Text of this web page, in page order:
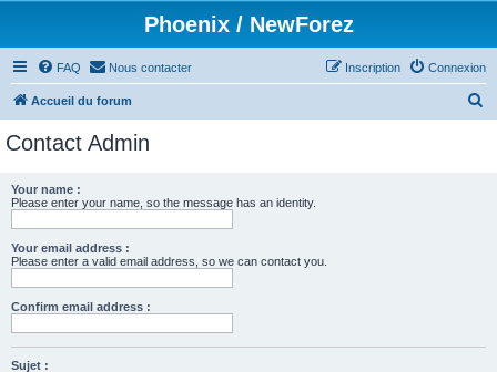
Phoenix / NewForez
FAQ Nous contacter Connexion
Inscription
Accueil du forum
Contact Admin
Your name :
Please enter your name, so the message has an identity.
Your email address :
Please enter a valid email address, so we can contact you.
Confirm email address :
Sujet :